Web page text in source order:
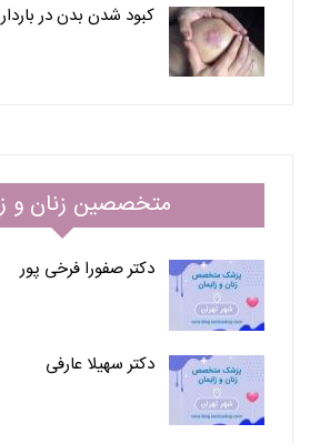
کبود شدن بدن در
متخصصین زنان و
دکتر صفورا فرخی پور
دکتر سهیلا عارفی